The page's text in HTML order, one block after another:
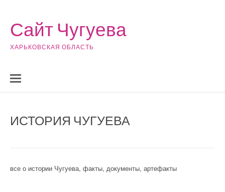
Сайт Чугуева
ХАРЬКОВСКАЯ ОБЛАСТЬ
ИСТОРИЯ ЧУГУЕВА
все о истории Чугуева, факты, документы, артефакты